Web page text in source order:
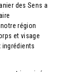
des Sens a
région
et visage
ingrédients